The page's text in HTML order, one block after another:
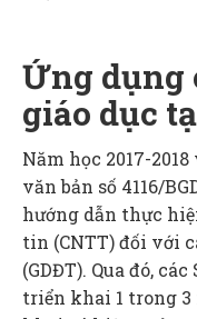
Robot
Ứng dụng
giáo dục
Năm học 2017-
văn bản số 4116/
hướng dẫn thực
tin (CNTT) đối với
(GDĐT). Qua đó,
triển khai 1 trong